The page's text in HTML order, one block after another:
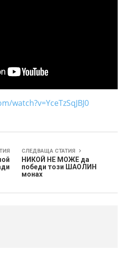
watch?v=YceTzSqJBJ0
СЛЕДВАЩА СТАТИЯ
НИКОЙ НЕ МОЖЕ да
победи този ШАОЛИН
монах